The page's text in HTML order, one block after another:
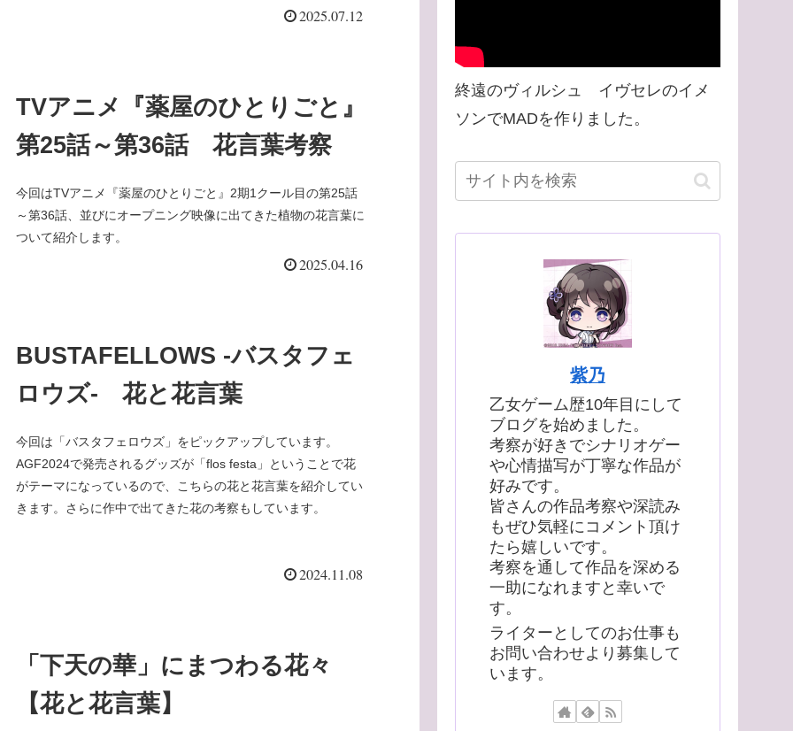
2025.07.12
TVアニメ『薬屋のひとりごと』
第25話～第36話 花言葉考察
今回はTVアニメ『薬屋のひとりごと』2期1クール目の第25話
～第36話、並びにオープニング映像に出てきた植物の花言葉に
ついて紹介します。
2025.04.16
BUSTAFELLOWS -バスタフェ
ロウズ- 花と花言葉
今回は「バスタフェロウズ」をピックアップしています。
AGF2024で発売されるグッズが「flos festa」ということで花
がテーマになっているので、こちらの花と花言葉を紹介してい
きます。さらに作中で出てきた花の考察もしています。
2024.11.08
「下天の華」にまつわる花々
【花と花言葉】
終遠のヴィルシュ イヴセレのイメ
ソンでMADを作りました。
紫乃
乙女ゲーム歴10年目にして
ブログを始めました。
考察が好きでシナリオゲー
や心情描写が丁寧な作品が
好みです。
皆さんの作品考察や深読み
もぜひ気軽にコメント頂け
たら嬉しいです。
考察を通して作品を深める
一助になれますと幸いで
す。
ライターとしてのお仕事も
お問い合わせより募集して
います。